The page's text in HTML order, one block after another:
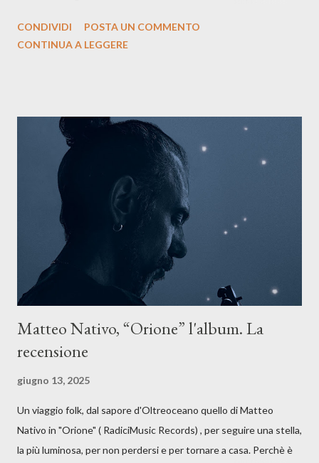
testo ibrido tra italiano e siciliano, e un’urgenza espressiva che
La canzone racconta la difficoltà di creare, e perfino di esistere,
sotto il peso della realtà. Ma lo fa cercando una via d’uscita, una
forma di assoluzione, nel vivere e nel suonare, nel trovare respiro
anche quando l’aria sembra farsi più densa. Il brano è anche una
dichiarazione d’intenti: Cico Messina apre il suo nuovo percorso
artistico con una composizi...
CONDIVIDI
POSTA UN COMMENTO
CONTINUA A LEGGERE
Matteo Nativo, “Orione” l'album. La
recensione
giugno 13, 2025
Un viaggio folk, dal sapore d'Oltreoceano quello di Matteo
Nativo in "Orione" ( RadiciMusic Records) , per seguire una stella,
la più luminosa, per non perdersi e per tornare a casa. Perchè è